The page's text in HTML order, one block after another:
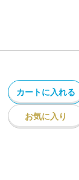
カートに入れる
お気に入り